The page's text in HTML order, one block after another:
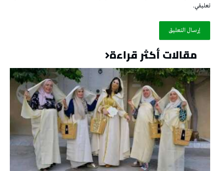
تعليقي.
مقالات أكثر قراءة